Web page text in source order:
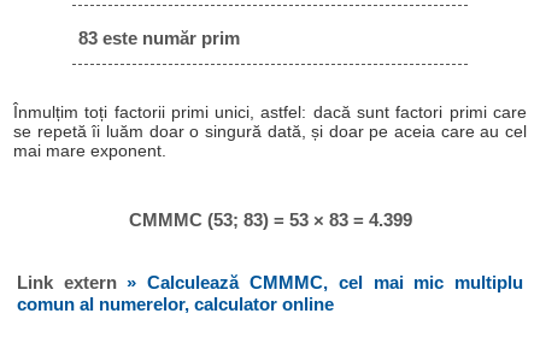
83 este număr prim
Înmulțim toți factorii primi unici, astfel: dacă sunt factori primi care
se repetă îi luăm doar o singură dată, și doar pe aceia care au cel
mai mare exponent.
CMMMC (53; 83) = 53 × 83 = 4.399
Link extern» Calculează CMMMC, cel mai mic multiplu
comun al numerelor, calculator online